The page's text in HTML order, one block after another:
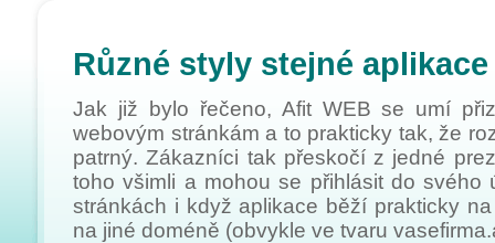
Různé styly stejné aplikace
Jak již bylo řečeno, Afit WEB se umí
webovým stránkám a to prakticky tak, že
patrný. Zákazníci tak přeskočí z jedné
toho všimli a mohou se přihlásit do svého
stránkách i když aplikace běží prakticky
na jiné doméně (obvykle ve tvaru